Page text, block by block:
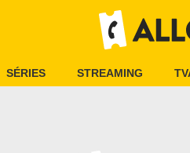
SÉRIES STREAMING